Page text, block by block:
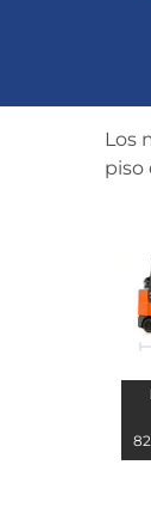
Los
piso